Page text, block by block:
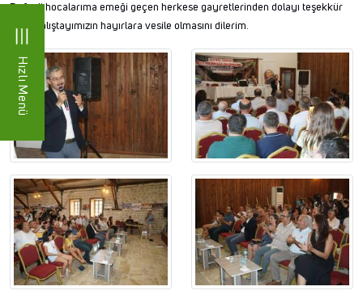
Hızlı Menü
Değerli hocalarıma emeği geçen herkese gayretlerinden dolayı teşekkür
eder, çalıştayımızın hayırlara vesile olmasını dilerim.